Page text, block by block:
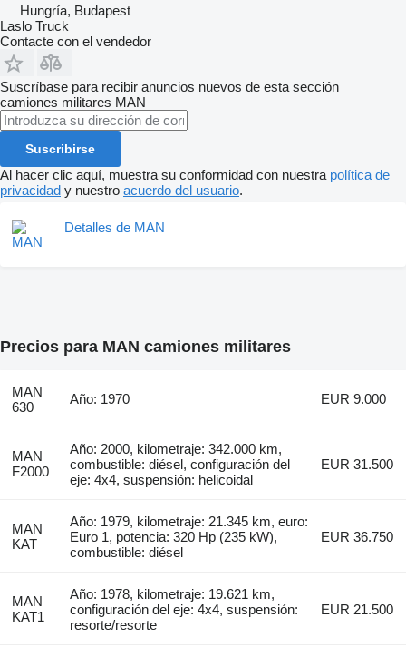
Hungría, Budapest
Laslo Truck
Contacte con el vendedor
Suscríbase para recibir anuncios nuevos de esta sección
camiones militares MAN
Suscribirse
Al hacer clic aquí, muestra su conformidad con nuestra política de
privacidad y nuestro acuerdo del usuario.
Detalles de MAN
Precios para MAN camiones militares
MAN
630
Año: 1970 EUR 9.000
MAN
F2000
Año: 2000, kilometraje: 342.000 km,
combustible: diésel, configuración del
eje: 4x4, suspensión: helicoidal
EUR 31.500
MAN
KAT
Año: 1979, kilometraje: 21.345 km, euro:
Euro 1, potencia: 320 Hp (235 kW),
combustible: diésel
EUR 36.750
MAN
KAT1
Año: 1978, kilometraje: 19.621 km,
configuración del eje: 4x4, suspensión:
resorte/resorte
EUR 21.500